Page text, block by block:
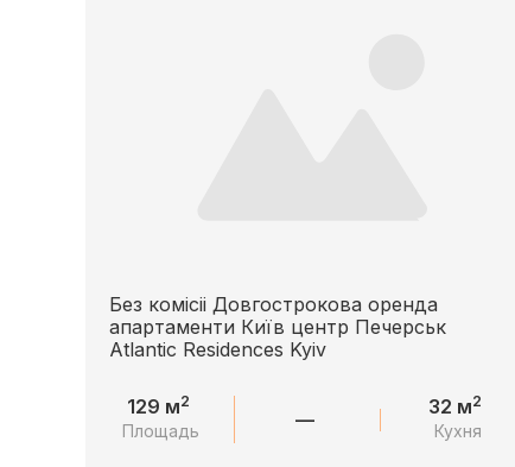
Без комісіі Довгострокова оренда
апартаменти Київ центр Печерськ
Atlantic Residences Kyiv
129 м2
Площадь —
32 м2
Кухня